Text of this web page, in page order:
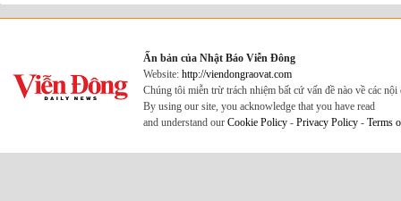
Ấn bản của Nhật Báo Viễn Đông
Website: http://viendongraovat.com
Chúng tôi miễn trừ trách nhiệm bất cứ vấn đề nào về các
By using our site, you acknowledge that you have read
and understand our Cookie Policy - Privacy Policy - Terms